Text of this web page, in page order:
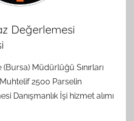
Değerlemesi
Müdürlüğü Sınırları
Muhtelif 2500 Parselin
Danışmanlık İşi hizmet alımı